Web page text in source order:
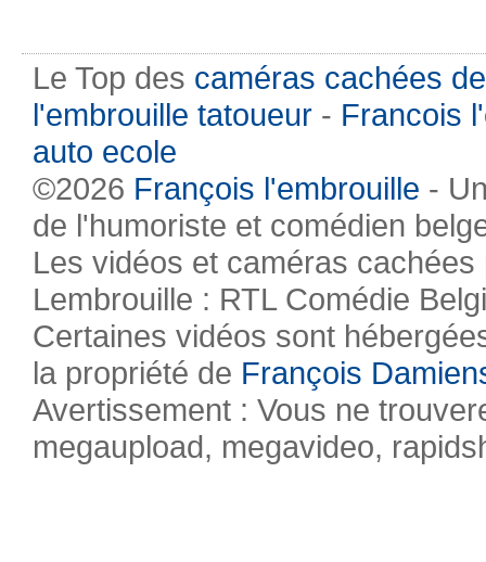
Le Top des caméras cachées
l'embrouille tatoueur - Francois
auto ecole
©2026 François l'embrouille -
de l'humoriste et comédien
Les vidéos et caméras
Lembrouille : RTL Comédie
Certaines vidéos sont
la propriété de François
Avertissement : Vous ne
megaupload, megavideo,